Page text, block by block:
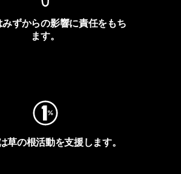
ずからの影響に責任をもち
ます。
草の根活動を支援します。